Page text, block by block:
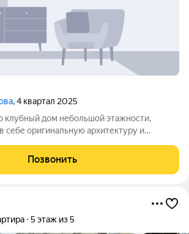
, 4 квартал 2025
себе оригинальную архитектуру и
стены выложены из
кирпича. Внешний облик дома
Позвонить
5 этаж из 5